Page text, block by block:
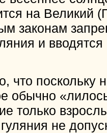
на Великий
законам
и вводятся
что поскольку
обычно
только
не